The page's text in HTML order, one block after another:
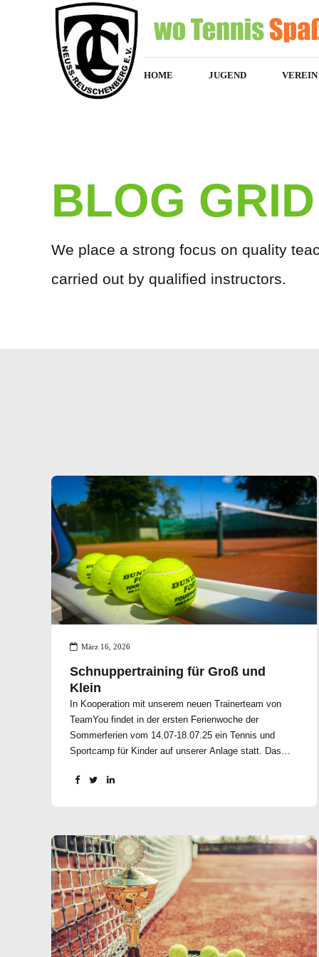
HOME JUGEND VEREIN
BLOG GRID
We place a strong focus on quality
carried out by qualified instructors.
März 16, 2026
Schnuppertraining für Groß und
Klein
In Kooperation mit unserem neuen Trainerteam von
TeamYou findet in der ersten Ferienwoche der
Sommerferien vom 14.07-18.07.25 ein Tennis und
Sportcamp für Kinder auf unserer Anlage statt. Das
Uhr und am Freitag von 9-13 Uhr statt. Am Freitag
Campzeiten Betreuung benötigt, kann sich gerne
melden und wir organisieren eine Betreuung. Zwischen
12:15 & 13:00 Uhr ist eine Mittagspause eingeplant.
Der Preis beträgt € 219,- pro Kid und ist inkl. Camp T-
Shirt & Mittagessen. Unser Tenniscamp ist ein
zertifiziertes Sportcamp und von der Krankenkasse
erstattungsfähig. Als Mitglied der Bergischen
Krankenkasse erhältst du 190€ zurückerstattet. Erfahre